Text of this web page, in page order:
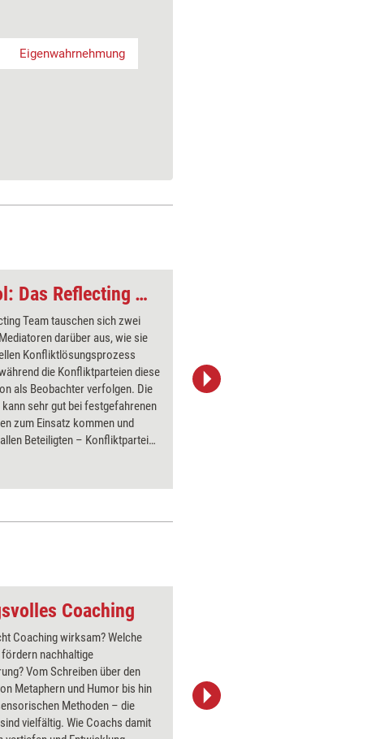
Eigenwahrnehmung
Konfliktlösungs-Tool: Das Reflecting Team
Team tauschen sich zwei
darüber aus, wie sie
Konfliktlösungsprozess
die Konfliktparteien diese
als Beobachter verfolgen. Die
sehr gut bei festgefahrenen
zum Einsatz kommen und
Beteiligten – Konfliktparteien
Coaching
Coaching wirksam? Welche
fördern nachhaltige
Vom Schreiben über den
Metaphern und Humor bis hin
Methoden – die
vielfältig. Wie Coachs damit